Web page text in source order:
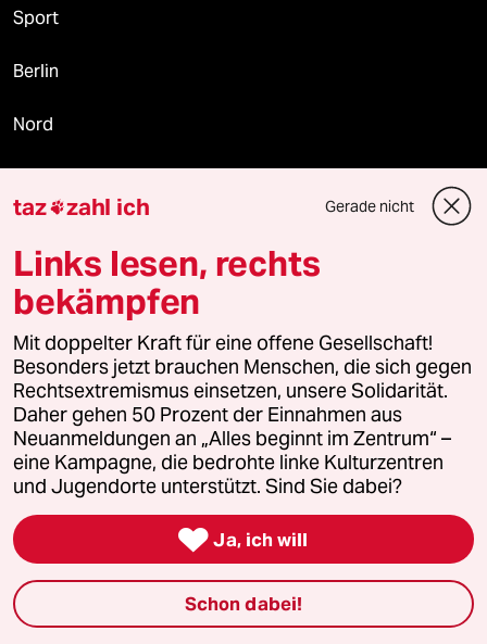
Sport
Berlin
Nord
Themen
Niedrigwasser
Rente
Landtagswahl in Sachsen-Anhalt
Hybrider Krieg
Jemen
Ceuta
taz zahl ich Gerade nicht
Links lesen, rechts
bekämpfen
Mit doppelter Kraft für eine offene Gesellschaft!
Besonders jetzt brauchen Menschen, die sich gegen
Rechtsextremismus einsetzen, unsere Solidarität.
Daher gehen 50 Prozent der Einnahmen aus
Neuanmeldungen an „Alles beginnt im Zentrum“ –
eine Kampagne, die bedrohte linke Kulturzentren
und Jugendorte unterstützt. Sind Sie dabei?
 Ja, ich will
Schon dabei!